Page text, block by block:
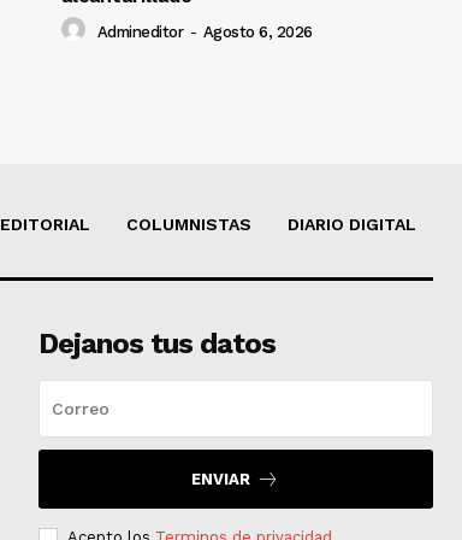
Admineditor - Agosto 6, 2026
EDITORIAL COLUMNISTAS DIARIO DIGITAL
Dejanos tus datos
ENVIAR